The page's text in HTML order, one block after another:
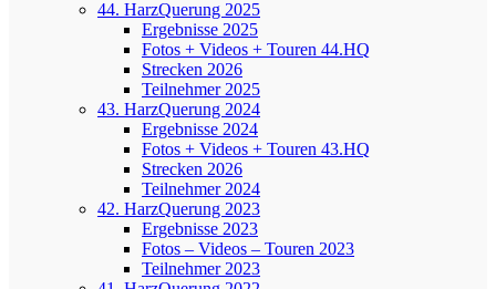
44. HarzQuerung 2025
Ergebnisse 2025
Fotos + Videos + Touren 44.HQ
Strecken 2026
Teilnehmer 2025
43. HarzQuerung 2024
Ergebnisse 2024
Fotos + Videos + Touren 43.HQ
Strecken 2026
Teilnehmer 2024
42. HarzQuerung 2023
Ergebnisse 2023
Fotos – Videos – Touren 2023
Teilnehmer 2023